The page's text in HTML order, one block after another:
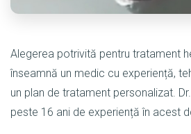
Alegerea potrivită pentru tratament
înseamnă un medic cu experiență,
un plan de tratament personalizat.
peste 16 ani de experiență în acest